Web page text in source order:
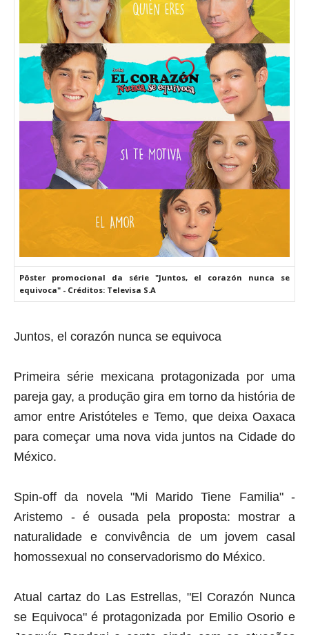
Pôster promocional da série "Juntos, el corazón nunca se
equivoca" - Créditos: Televisa S.A
Juntos, el corazón nunca se equivoca
Primeira série mexicana protagonizada por uma
parejagay, a produção gira em torno da história de
amor entre Aristóteles e Temo, que deixa Oaxaca
para começar uma nova vida juntos na Cidade do
México.
Spin-off da novela "Mi Marido Tiene Familia" -
Aristemo - é ousada pela proposta: mostrar a
naturalidade e convivência de um jovem casal
homossexual no conservadorismo do México.
Atual cartaz do Las Estrellas, "El Corazón Nunca
se Equivoca" é protagonizada por Emilio Osorio e